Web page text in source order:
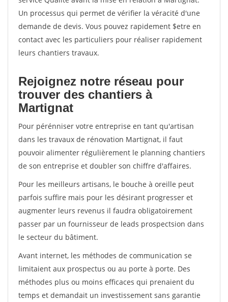
Un processus qui permet de vérifier la véracité d'une
demande de devis. Vous pouvez rapidement $etre en
contact avec les particuliers pour réaliser rapidement
leurs chantiers travaux.
Rejoignez notre réseau pour
trouver des chantiers à
Martignat
Pour pérénniser votre entreprise en tant qu'artisan
dans les travaux de rénovation Martignat, il faut
pouvoir alimenter régulièrement le planning chantiers
de son entreprise et doubler son chiffre d'affaires.
Pour les meilleurs artisans, le bouche à oreille peut
parfois suffire mais pour les désirant progresser et
augmenter leurs revenus il faudra obligatoirement
passer par un fournisseur de leads prospectsion dans
le secteur du bâtiment.
Avant internet, les méthodes de communication se
limitaient aux prospectus ou au porte à porte. Des
méthodes plus ou moins efficaces qui prenaient du
temps et demandait un investissement sans garantie